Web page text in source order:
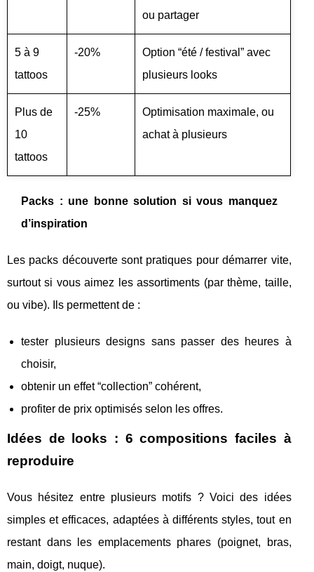
ou partager
5 à 9
tattoos
-20%
Option “été / festival” avec
plusieurs looks
Plus de
10
tattoos
-25%
Optimisation maximale, ou
achat à plusieurs
Packs : une bonne solution si vous manquez
d’inspiration
Les packs découverte sont pratiques pour démarrer vite,
surtout si vous aimez les assortiments (par thème, taille,
ou vibe). Ils permettent de :
tester plusieurs designs sans passer des heures à
choisir,
obtenir un effet “collection” cohérent,
profiter de prix optimisés selon les offres.
Idées de looks : 6 compositions faciles à
reproduire
Vous hésitez entre plusieurs motifs ? Voici des idées
simples et efficaces, adaptées à différents styles, tout en
restant dans les emplacements phares (poignet, bras,
main, doigt, nuque).